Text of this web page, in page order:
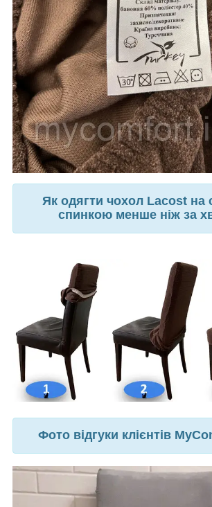
Як одягти чохол Lacost на
спинкою менше ніж за
Фото відгуки клієнтів